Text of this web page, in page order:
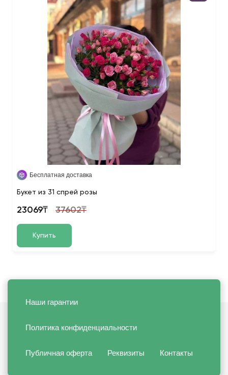
Бесплатная доставка
Букет из 31 спрей розы
23069₸ 37602₸
Купить
Наши гарантии
Политика конфиденциальности
Публичная оферта Реквизиты Контакты